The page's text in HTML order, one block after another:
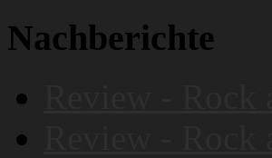
Nachberichte